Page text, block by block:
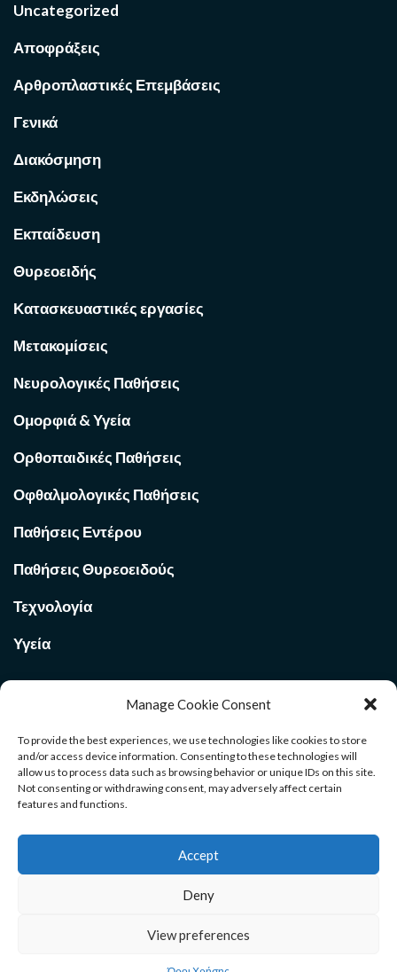
Manage Cookie Consent
To provide the best experiences, we use technologies like cookies to store
and/or access device information. Consenting to these technologies will
allow us to process data such as browsing behavior or unique IDs on this site.
Not consenting or withdrawing consent, may adversely affect certain
features and functions.
Accept
Deny
View preferences
Uncategorized
Αποφράξεις
Αρθροπλαστικές Επεμβάσεις
Γενικά
Διακόσμηση
Εκδηλώσεις
Εκπαίδευση
Θυρεοειδής
Κατασκευαστικές εργασίες
Μετακομίσεις
Νευρολογικές Παθήσεις
Ομορφιά & Υγεία
Ορθοπαιδικές Παθήσεις
Οφθαλμολογικές Παθήσεις
Παθήσεις Εντέρου
Παθήσεις Θυρεοειδούς
Τεχνολογία
Υγεία
Ποιοι Είμαστε στοMed Voi
365
Καλώς ήρθατε στην σελίδα μας. Ανακαλύψτε χρήσιμους
οδηγούς για όλους τους κλάδους. Μέσα από το site θα βρείτε
ευρύ φάσμα επιλογών της ζωής σας. Καλή διαμονή.
Επικοινωνία
Medvoi365.gr Copyright © All rights reserved.